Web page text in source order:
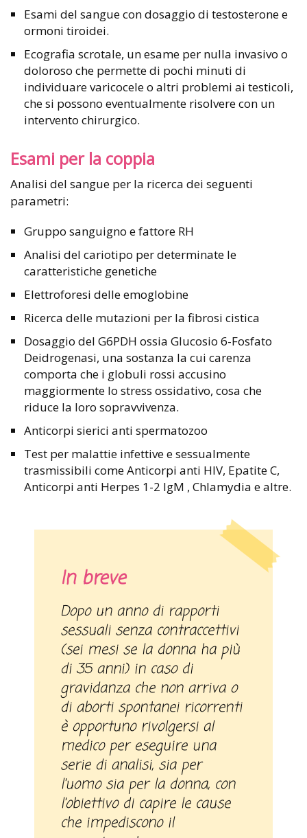
Esami del sangue con dosaggio di testosterone e
ormoni tiroidei.
Ecografia scrotale, un esame per nulla invasivo o
doloroso che permette di pochi minuti di
individuare varicocele o altri problemi ai testicoli,
che si possono eventualmente risolvere con un
intervento chirurgico.
Esami per la coppia
Analisi del sangue per la ricerca dei seguenti
parametri:
Gruppo sanguigno e fattore RH
Analisi del cariotipo per determinate le
caratteristiche genetiche
Elettroforesi delle emoglobine
Ricerca delle mutazioni per la fibrosi cistica
Dosaggio del G6PDH ossia Glucosio 6-Fosfato
Deidrogenasi, una sostanza la cui carenza
comporta che i globuli rossi accusino
maggiormente lo stress ossidativo, cosa che
riduce la loro sopravvivenza.
Anticorpi sierici anti spermatozoo
Test per malattie infettive e sessualmente
trasmissibili come Anticorpi anti HIV, Epatite C,
Anticorpi anti Herpes 1-2 IgM , Chlamydia e altre.
In breve
Dopo un anno di rapporti
sessuali senza contraccettivi
(sei mesi se la donna ha più
di 35 anni) in caso di
gravidanza che non arriva o
di aborti spontanei ricorrenti
è opportuno rivolgersi al
medico per eseguire una
serie di analisi, sia per
l’uomo sia per la donna, con
l’obiettivo di capire le cause
che impediscono il